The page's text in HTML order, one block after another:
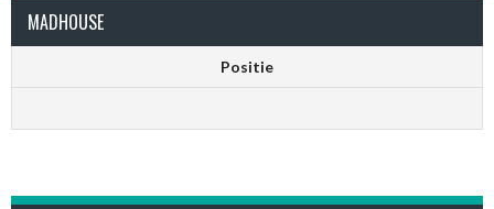
MADHOUSE
Positie